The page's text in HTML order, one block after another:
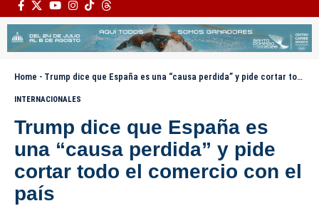
Home - Trump dice que España es una “causa perdida” y pide cortar todo el comercio con el país
INTERNACIONALES
Trump dice que España es
una “causa perdida” y pide
cortar todo el comercio con el
país